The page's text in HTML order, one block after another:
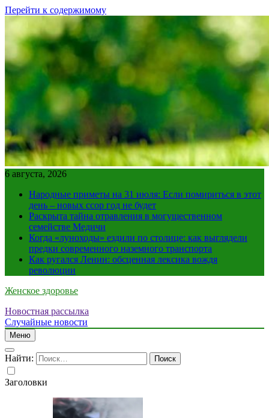
Перейти к содержимому
6 августа, 2026
Народные приметы на 31 июля: Если помириться в этот
день – новых ссор год не будет
Раскрыта тайна отравления в могущественном
семействе Медичи
Когда «луноходы» ездили по столице: как выглядели
предки современного наземного транспорта
Как ругался Ленин: обсценная лексика вождя
революции
Женское здоровье
Новостная рассылка
Случайные новости
Меню
Найти:
Заголовки